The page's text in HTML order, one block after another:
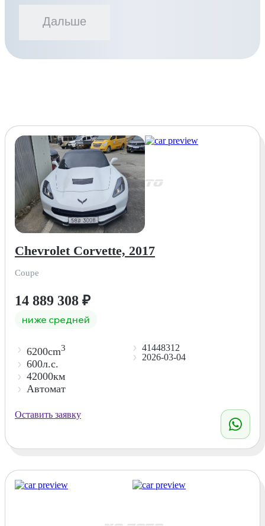
Дальше
Chevrolet Corvette, 2017
Coupe
14 889 308 ₽
ниже средней
6200cm3
600л.с.
42000км
Автомат
41448312
2026-03-04
Оставить заявку